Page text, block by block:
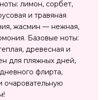
лимон, сорбет,
и травяная
жасмин — нежная,
Базовые ноты:
древесная и
для пляжных дней,
флирта,
очаровательную